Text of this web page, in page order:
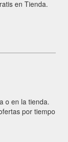
en Tienda.
o en la tienda.
por tiempo